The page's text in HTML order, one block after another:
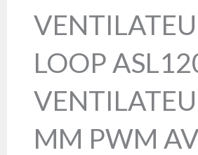
LOOP
MM PWM